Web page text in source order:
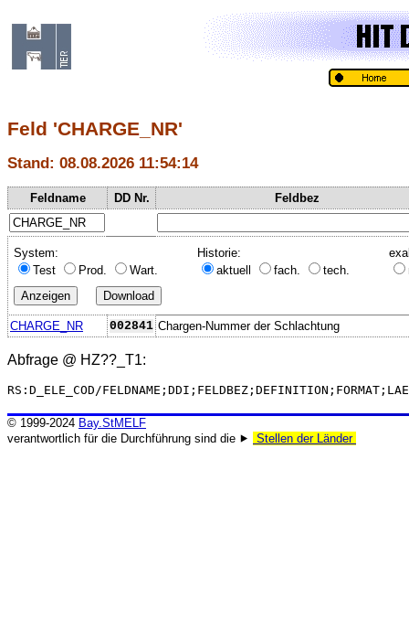
Feld 'CHARGE_NR'
Stand: 08.08.2026 11:54:14
Feldname DD Nr. Feldbez
System:
Test
Prod. Wart.
Historie:
aktuell
fach. tech.
CHARGE_NR 002841 Chargen-Nummer der Schlachtung
Abfrage @ HZ??_T1:
RS:D_ELE_COD/
© 1999-2024 Bay.StMELF
verantwortlich für die Durchführung sind die ⯈
Stellen der Länder